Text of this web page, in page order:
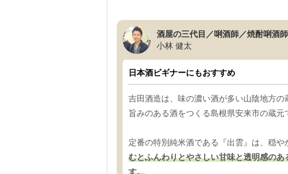
酒屋の三代目／唎酒師／焼酎唎酒師
小林 健太
日本酒ビギナーにもおすすめ
吉田酒造は、味の濃い酒が多い山陰地方
旨みのある酒をつくる島根県安来市の蔵元
定番の特別純米酒である『出雲』は、穏や
むとふんわりとやさしい甘味と透明感の
す。